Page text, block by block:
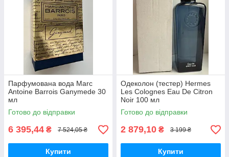
Парфумована вода Marc
Antoine Barrois Ganymede 30
мл
Готово до відправки
6 395,44 ₴ 7 524,05 ₴
Купити
Одеколон (тестер) Hermes
Les Colognes Eau De Citron
Noir 100 мл
Готово до відправки
2 879,10 ₴ 3 199 ₴
Купити